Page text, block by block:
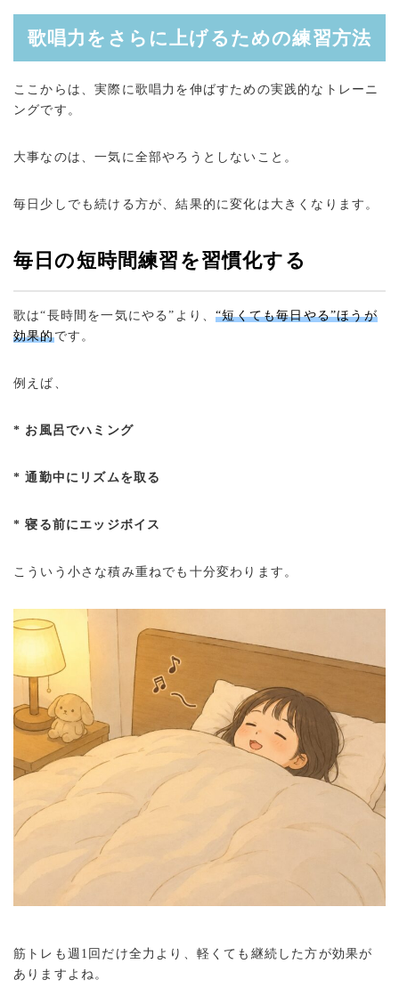
歌唱力をさらに上げるための練習方法
ここからは、実際に歌唱力を伸ばすための実践的なトレーニ
ングです。
大事なのは、一気に全部やろうとしないこと。
毎日少しでも続ける方が、結果的に変化は大きくなります。
毎日の短時間練習を習慣化する
歌は“長時間を一気にやる”より、“短くても毎日やる”ほうが
効果的です。
例えば、
* お風呂でハミング
* 通勤中にリズムを取る
* 寝る前にエッジボイス
こういう小さな積み重ねでも十分変わります。
筋トレも週1回だけ全力より、軽くても継続した方が効果が
ありますよね。